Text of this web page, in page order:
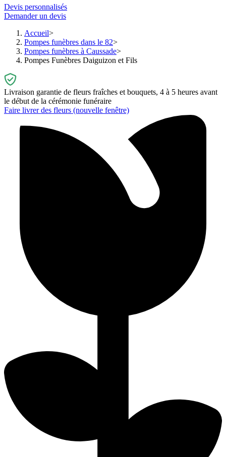
Devis personnalisés
Demander un devis
Accueil
Pompes funèbres dans le 82
Pompes funèbres à Caussade
Pompes Funèbres Daiguizon et Fils
Livraison garantie de fleurs fraîches et bouquets, 4 à 5 heures avant
le début de la cérémonie funéraire
Faire livrer des fleurs (nouvelle fenêtre)